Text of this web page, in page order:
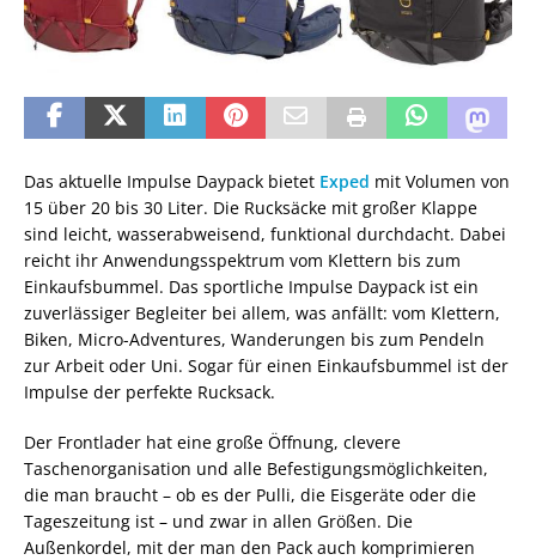
Das aktuelle Impulse Daypack bietet Exped mit Volumen von
15 über 20 bis 30 Liter. Die Rucksäcke mit großer Klappe
sind leicht, wasserabweisend, funktional durchdacht. Dabei
reicht ihr Anwendungsspektrum vom Klettern bis zum
Einkaufsbummel. Das sportliche Impulse Daypack ist ein
zuverlässiger Begleiter bei allem, was anfällt: vom Klettern,
Biken, Micro-Adventures, Wanderungen bis zum Pendeln
zur Arbeit oder Uni. Sogar für einen Einkaufsbummel ist der
Impulse der perfekte Rucksack.
Der Frontlader hat eine große Öffnung, clevere
Taschenorganisation und alle Befestigungsmöglichkeiten,
die man braucht – ob es der Pulli, die Eisgeräte oder die
Tageszeitung ist – und zwar in allen Größen. Die
Außenkordel, mit der man den Pack auch komprimieren